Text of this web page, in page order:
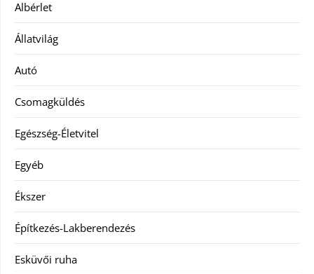
Albérlet
Állatvilág
Autó
Csomagküldés
Egészség-Életvitel
Egyéb
Ékszer
Építkezés-Lakberendezés
Esküvői ruha